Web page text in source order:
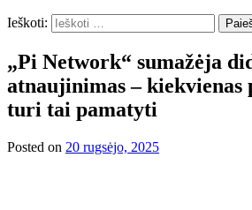
Ieškoti:
„Pi Network“ sumažėja
atnaujinimas – kiekvienas
turi tai pamatyti
Posted on 20 rugsėjo, 2025